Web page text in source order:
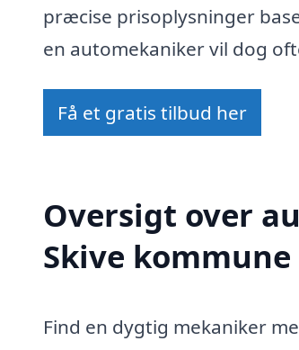
præcise prisoplysninger
en automekaniker vil dog
Få et gratis tilbud her
Oversigt over
Skive kommune
Find en dygtig mekaniker